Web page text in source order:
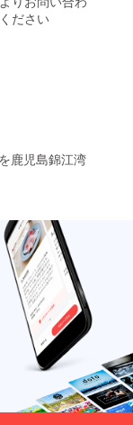
時に記
名する
■ お礼
いた
メール
アドレ
スに感
謝の気
持ちを
込めて
お礼
メール
をお送
りしま
存続す
る限り
業名を
ご記入
ロゴや
バナー
などの
画像の
受け渡
しにつ
いて
は、支
援後に
お送り
する
メール
をご確
認くだ
年大会
結果報
投稿さ
れま
式動画
のエン
ドロー
ル（※
我々の
SNSで
投稿さ
れま
す） [掲
載期間]
事業が
存続す
る限り
掲載 [掲
9:00~
[大会設
日時] 9
月23日
ジング
パー
ティ設
置可能
場所] 桜
島シー
サイド
ホテル
テラス
※詳細は
支援後
にメー
ルでや
り取り
ださい
鹿児島錦江湾